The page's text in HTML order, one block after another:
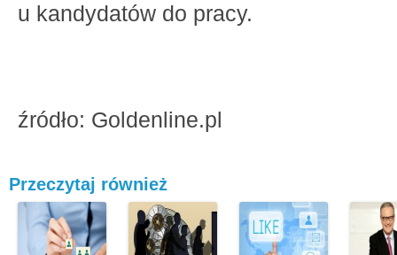
u kandydatów do pracy.
źródło: Goldenline.pl
Przeczytaj również